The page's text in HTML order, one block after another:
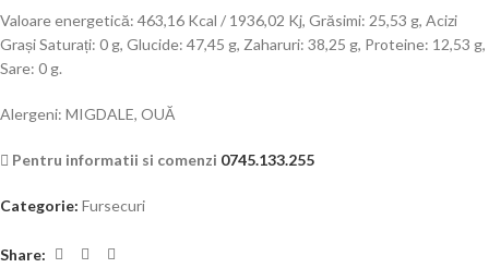
Valoare energetică: 463,16 Kcal / 1936,02 Kj, Grăsimi: 25,53 g, Acizi
Grași Saturați: 0 g, Glucide: 47,45 g, Zaharuri: 38,25 g, Proteine: 12,53 g,
Sare: 0 g.
Alergeni: MIGDALE, OUĂ
Pentru informatii si comenzi 0745.133.255
Categorie: Fursecuri
Share: